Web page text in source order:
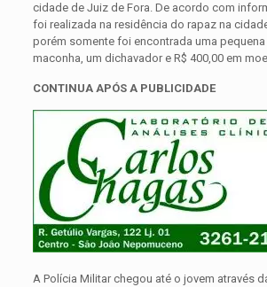
cidade de Juiz de Fora. De acordo com
foi realizada na residência do rapaz na
porém somente foi encontrada uma
maconha, um dichavador e R$ 400,00 em
CONTINUA APÓS A PUBLICIDADE
A Polícia Militar chegou até o jovem através